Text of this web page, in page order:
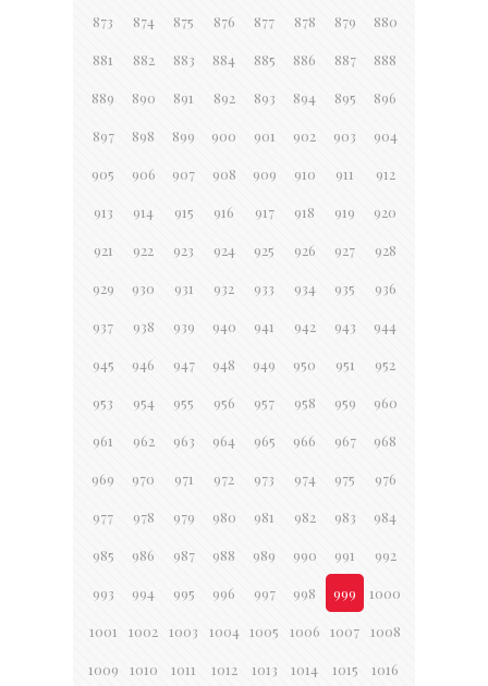
873 874 875 876 877 878 879 880
881 882 883 884 885 886 887 888
889 890 891 892 893 894 895 896
897 898 899 900 901 902 903 904
905 906 907 908 909 910 911 912
913 914 915 916 917 918 919 920
921 922 923 924 925 926 927 928
929 930 931 932 933 934 935 936
937 938 939 940 941 942 943 944
945 946 947 948 949 950 951 952
953 954 955 956 957 958 959 960
961 962 963 964 965 966 967 968
969 970 971 972 973 974 975 976
977 978 979 980 981 982 983 984
985 986 987 988 989 990 991 992
993 994 995 996 997 998 999 1000
1001 1002 1003 1004 1005 1006 1007 1008
1009 1010 1011 1012 1013 1014 1015 1016